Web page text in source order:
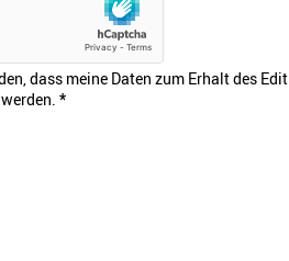
dass meine Daten zum Erhalt des
*